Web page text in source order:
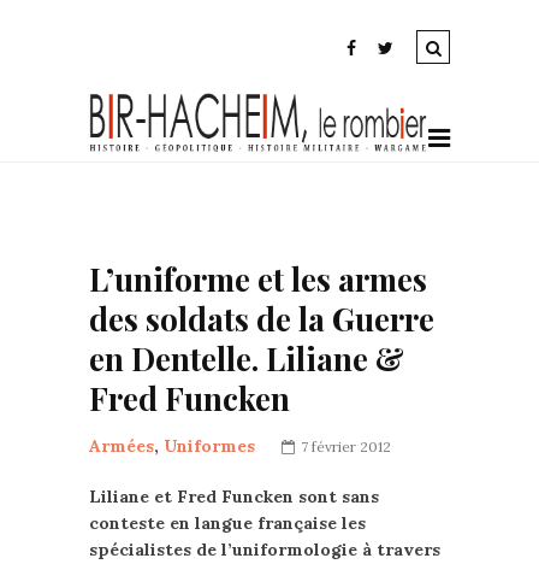
L’uniforme et les armes
des soldats de la Guerre
en Dentelle. Liliane &
Fred Funcken
Armées, Uniformes 7 février 2012
Liliane et Fred Funcken sont sans
conteste en langue française les
spécialistes de l’uniformologie à travers